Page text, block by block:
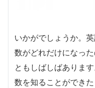
いかがでしょうか。
数がどれだけになっ
ともしばしばありま
数を知ることができ